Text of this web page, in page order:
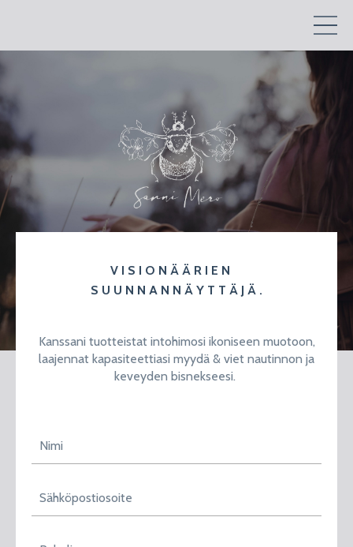
V I S I O N Ä Ä R I E N
S U U N N A N N Ä Y T T Ä J Ä .
Kanssani tuotteistat intohimosi ikoniseen muotoon,
laajennat kapasiteettiasi myydä & viet nautinnon ja
keveyden bisnekseesi.